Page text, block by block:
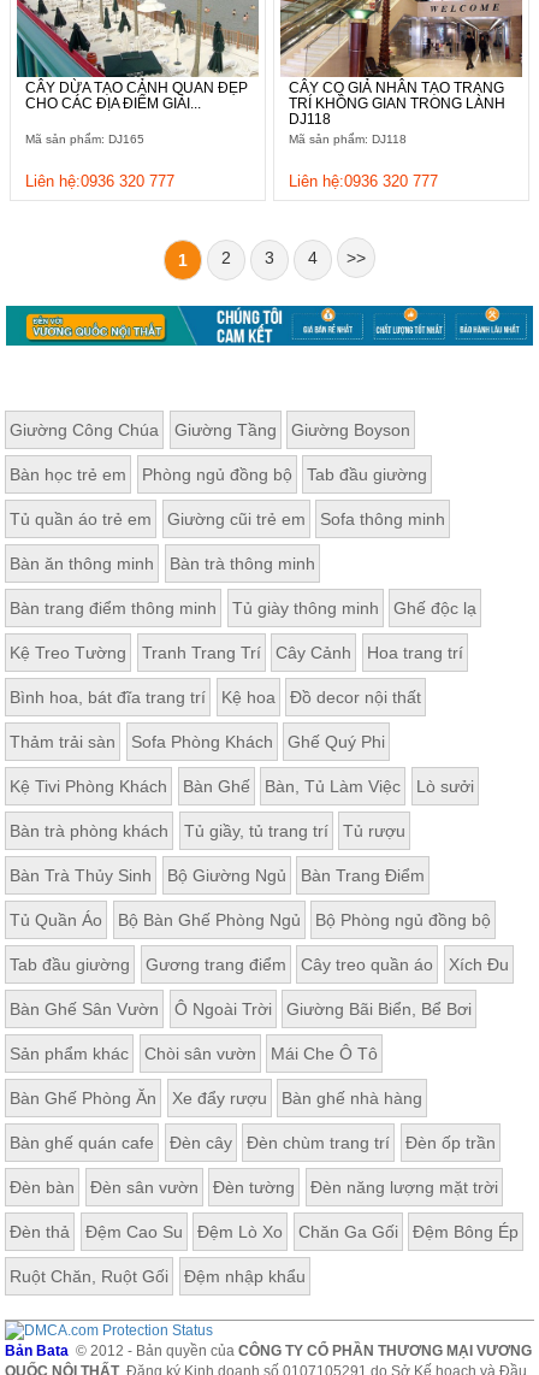
CÂY DỪA TẠO CẢNH QUAN ĐẸP
CHO CÁC ĐỊA ĐIỂM GIẢI...
Mã sản phẩm: DJ165
Liên hệ:0936 320 777
CÂY CỌ GIẢ NHÂN TẠO TRANG
TRÍ KHÔNG GIAN TRONG LÀNH
DJ118
Mã sản phẩm: DJ118
Liên hệ:0936 320 777
1 2 3 4 >>
Giường Công Chúa Giường Tầng Giường Boyson
Bàn học trẻ em Phòng ngủ đồng bộ Tab đầu giường
Tủ quần áo trẻ em Giường cũi trẻ em Sofa thông minh
Bàn ăn thông minh Bàn trà thông minh
Bàn trang điểm thông minh Tủ giày thông minh Ghế độc lạ
Kệ Treo Tường Tranh Trang Trí Cây Cảnh Hoa trang trí
Bình hoa, bát đĩa trang trí Kệ hoa Đồ decor nội thất
Thảm trải sàn Sofa Phòng Khách Ghế Quý Phi
Kệ Tivi Phòng Khách Bàn Ghế Bàn, Tủ Làm Việc Lò sưởi
Bàn trà phòng khách Tủ giầy, tủ trang trí Tủ rượu
Bàn Trà Thủy Sinh Bộ Giường Ngủ Bàn Trang Điểm
Tủ Quần Áo Bộ Bàn Ghế Phòng Ngủ Bộ Phòng ngủ đồng bộ
Tab đầu giường Gương trang điểm Cây treo quần áo Xích Đu
Bàn Ghế Sân Vườn Ô Ngoài Trời Giường Bãi Biển, Bể Bơi
Sản phẩm khác Chòi sân vườn Mái Che Ô Tô
Bàn Ghế Phòng Ăn Xe đẩy rượu Bàn ghế nhà hàng
Bàn ghế quán cafe Đèn cây Đèn chùm trang trí Đèn ốp trần
Đèn bàn Đèn sân vườn Đèn tường Đèn năng lượng mặt trời
Đèn thả Đệm Cao Su Đệm Lò Xo Chăn Ga Gối Đệm Bông Ép
Ruột Chăn, Ruột Gối Đệm nhập khẩu
Bản Bata © 2012 - Bản quyền củaCÔNG TY CỔ PHẦN THƯƠNG MẠI VƯƠNG